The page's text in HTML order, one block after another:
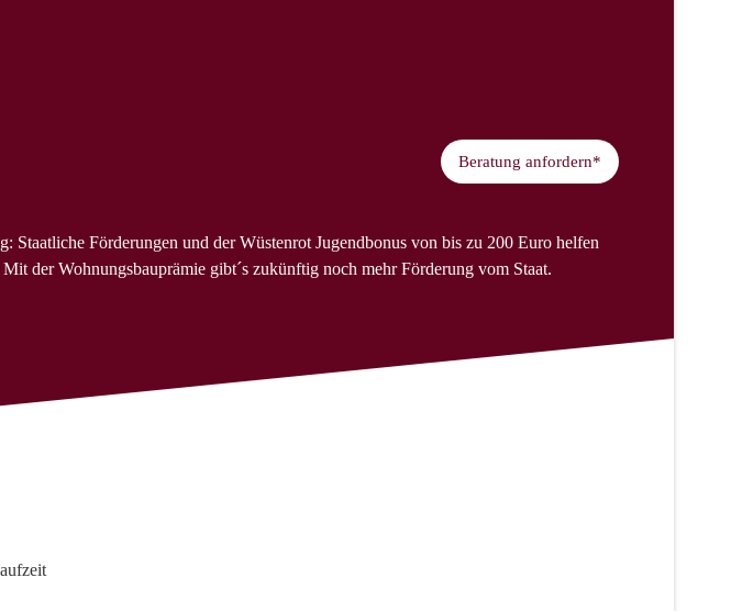
Beratung anfordern*
Förderungen und der Wüstenrot Jugendbonus von bis zu 200 Euro helfen
der Wohnungsbauprämie gibt´s zukünftig noch mehr Förderung vom Staat.